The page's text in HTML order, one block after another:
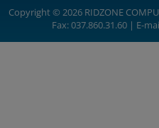
Copyright © 2026 RIDZONE
Fax: 037.860.31.60 | E-